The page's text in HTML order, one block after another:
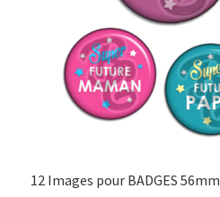
12 Images pour BADGES